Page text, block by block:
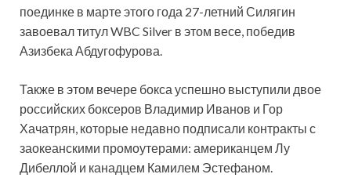
поединке в мартеэтого года 27-летний Силягин
завоевал титул WBC Silver в этом весе, победив
Азизбека Абдугофурова.
Также в этом вечере бокса успешно выступили двое
российских боксеров Владимир Иванов и Гор
Хачатрян, которые недавно подписали контракты с
заокеанскими промоутерами: американцем Лу
Дибеллой и канадцем Камилем Эстефаном.